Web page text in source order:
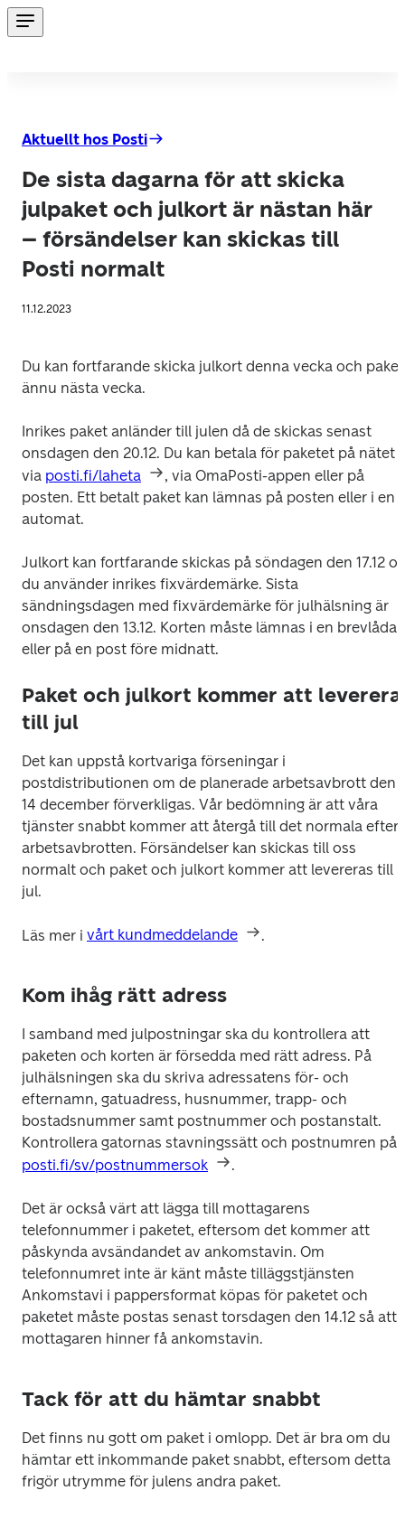
Aktuellt hos Posti
De sista dagarna för att skicka
julpaket och julkort är nästan här
– försändelser kan skickas till
Posti normalt
11.12.2023
Du kan fortfarande skicka julkort denna vecka och paket
ännu nästa vecka.
Inrikes paket anländer till julen då de skickas senast
onsdagen den 20.12. Du kan betala för paketet på nätet
via posti.fi/laheta
, via OmaPosti-appen eller på
posten. Ett betalt paket kan lämnas på posten eller i en
automat.
Julkort kan fortfarande skickas på söndagen den 17.12
du använder inrikes fixvärdemärke. Sista
sändningsdagen med fixvärdemärke för julhälsning är
onsdagen den 13.12. Korten måste lämnas i en brevlåda
eller på en post före midnatt.
Paket och julkort kommer att
till jul
Det kan uppstå kortvariga förseningar i
postdistributionen om de planerade arbetsavbrott den
14 december förverkligas. Vår bedömning är att våra
tjänster snabbt kommer att återgå till det normala efter
arbetsavbrotten. Försändelser kan skickas till oss
normalt och paket och julkort kommer att levereras till
jul.
Läs mer i vårt kundmeddelande .
Kom ihåg rätt adress
I samband med julpostningar ska du kontrollera att
paketen och korten är försedda med rätt adress. På
julhälsningen ska du skriva adressatens för- och
efternamn, gatuadress, husnummer, trapp- och
bostadsnummer samt postnummer och postanstalt.
posti.fi/sv/postnummersok
.
Det är också värt att lägga till mottagarens
telefonnummer i paketet, eftersom det kommer att
påskynda avsändandet av ankomstavin. Om
telefonnumret inte är känt måste tilläggstjänsten
Ankomstavi i pappersformat köpas för paketet och
paketet måste postas senast torsdagen den 14.12 så att
mottagaren hinner få ankomstavin.
Tack för att du hämtar snabbt
Det finns nu gott om paket i omlopp. Det är bra om du
hämtar ett inkommande paket snabbt, eftersom detta
frigör utrymme för julens andra paket.